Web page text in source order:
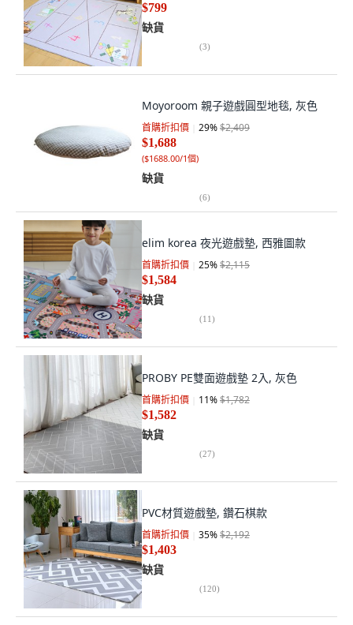
$799
缺貨
(3)
Moyoroom 親子遊戲圓型地毯, 灰色
首購折扣價 29%$2,409
$1,688
($1688.00/1個)
缺貨
(6)
elim korea 夜光遊戲墊, 西雅圖款
首購折扣價 25%$2,115
$1,584
缺貨
(11)
PROBY PE雙面遊戲墊 2入, 灰色
首購折扣價 11%$1,782
$1,582
缺貨
(27)
PVC材質遊戲墊, 鑽石棋款
首購折扣價 35%$2,192
$1,403
缺貨
(120)